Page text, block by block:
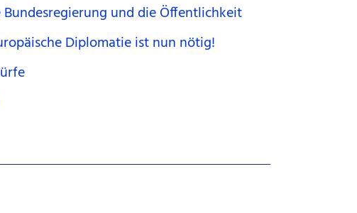
und die Öffentlichkeit
Diplomatie ist nun nötig!